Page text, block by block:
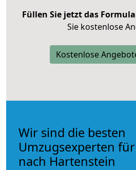
Füllen Sie jetzt das
Sie kostenlose
Kostenlose
Wir sind die besten
Umzugsexperten
nach Hartenstein